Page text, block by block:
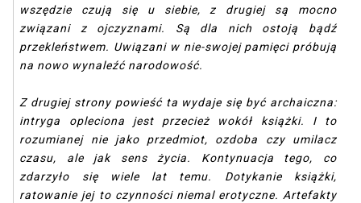
wszędzie czują się u siebie, z drugiej są mocno
związani z ojczyznami. Są dla nich ostoją bądź
przekleństwem. Uwiązani w nie-swojej pamięci próbują
na nowo wynaleźć narodowość.
Z drugiej strony powieść ta wydaje się być archaiczna:
intryga opleciona jest przecież wokół książki. I to
rozumianej nie jako przedmiot, ozdoba czy umilacz
czasu, ale jak sens życia. Kontynuacja tego, co
zdarzyło się wiele lat temu. Dotykanie książki,
ratowanie jej to czynności niemal erotyczne. Artefakty